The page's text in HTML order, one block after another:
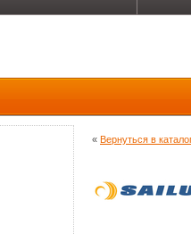
« Вернуться в